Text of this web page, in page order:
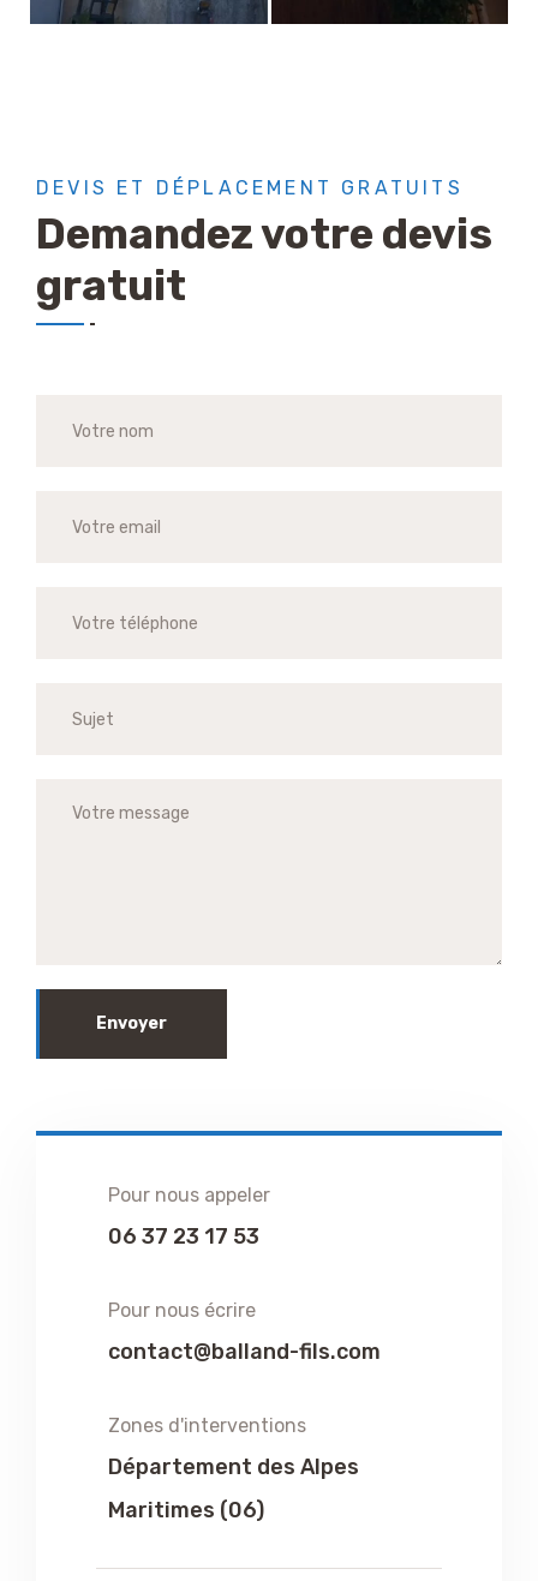
DEVIS ET DÉPLACEMENT GRATUITS
Demandez votre devis
gratuit
Envoyer
Pour nous appeler
06 37 23 17 53
Pour nous écrire
contact@balland-fils.com
Zones d'interventions
Département des Alpes
Maritimes (06)